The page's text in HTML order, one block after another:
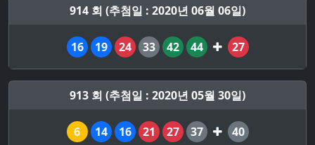
914 회 (추첨일 : 2020년 06월 06일)
16 19 24 33 42 44 27
913 회 (추첨일 : 2020년 05월 30일)
6 14 16 21 27 37 40